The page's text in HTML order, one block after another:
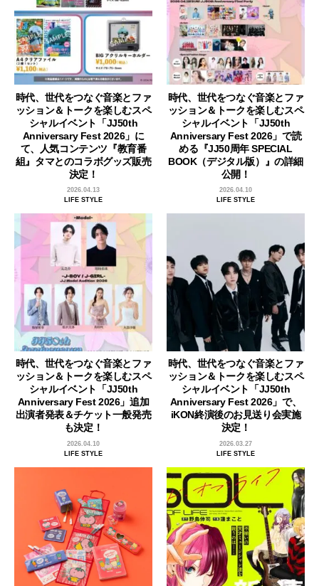
時代、世代をつなぐ音楽とファ
ッション＆トークを楽しむスペ
シャルイベント「JJ50th
Anniversary Fest 2026」に
て、人気コンテンツ『教育番
組』タマとのコラボグッズ販売
決定！
2026.04.13
LIFE STYLE
時代、世代をつなぐ音楽とファ
ッション＆トークを楽しむスペ
シャルイベント「JJ50th
Anniversary Fest 2026」で読
める『JJ50周年 SPECIAL
BOOK（デジタル版）』の詳細
公開！
2026.04.10
LIFE STYLE
時代、世代をつなぐ音楽とファ
ッション＆トークを楽しむスペ
シャルイベント「JJ50th
Anniversary Fest 2026」追加
出演者発表＆チケット一般発売
も決定！
2026.04.10
LIFE STYLE
時代、世代をつなぐ音楽とファ
ッション＆トークを楽しむスペ
シャルイベント「JJ50th
Anniversary Fest 2026」で、
iKON終演後のお見送り会実施
決定！
2026.03.27
LIFE STYLE